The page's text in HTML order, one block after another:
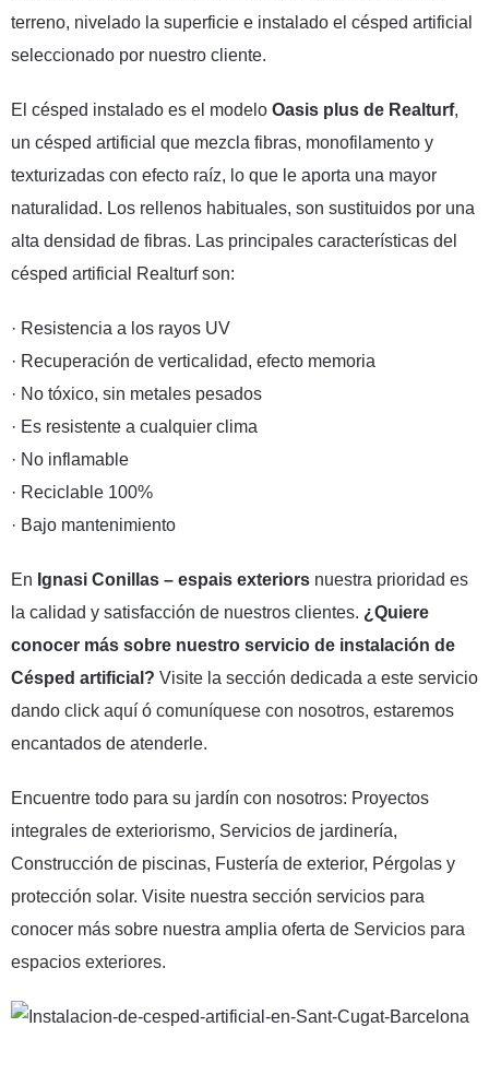
terreno, nivelado la superficie e instalado el césped artificial
seleccionado por nuestro cliente.
El césped instalado es el modelo Oasis plus de Realturf,
un césped artificial que mezcla fibras, monofilamento y
texturizadas con efecto raíz, lo que le aporta una mayor
naturalidad. Los rellenos habituales, son sustituidos por una
alta densidad de fibras. Las principales características del
césped artificial Realturf son:
· Resistencia a los rayos UV
· Recuperación de verticalidad, efecto memoria
· No tóxico, sin metales pesados
· Es resistente a cualquier clima
· No inflamable
· Reciclable 100%
· Bajo mantenimiento
En Ignasi Conillas – espais exteriors nuestra prioridad es
la calidad y satisfacción de nuestros clientes. ¿Quiere
conocer más sobre nuestro servicio de instalación de
Césped artificial? Visite la sección dedicada a este servicio
dando click aquí ó comuníquese con nosotros, estaremos
encantados de atenderle.
Encuentre todo para su jardín con nosotros: Proyectos
integrales de exteriorismo, Servicios de jardinería,
Construcción de piscinas, Fustería de exterior, Pérgolas y
protección solar. Visite nuestra sección servicios para
conocer más sobre nuestra amplia oferta de Servicios para
espacios exteriores.